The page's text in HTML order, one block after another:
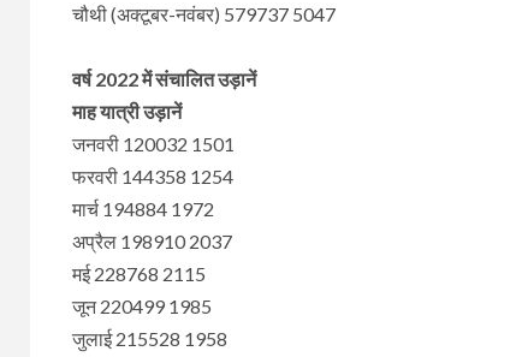
चौथी (अक्टूबर-नवंबर) 579737 5047
वर्ष 2022 में संचालित उड़ानें
माह यात्री उड़ानें
जनवरी 120032 1501
फरवरी 144358 1254
मार्च 194884 1972
अप्रैल 198910 2037
मई 228768 2115
जून 220499 1985
जुलाई 215528 1958